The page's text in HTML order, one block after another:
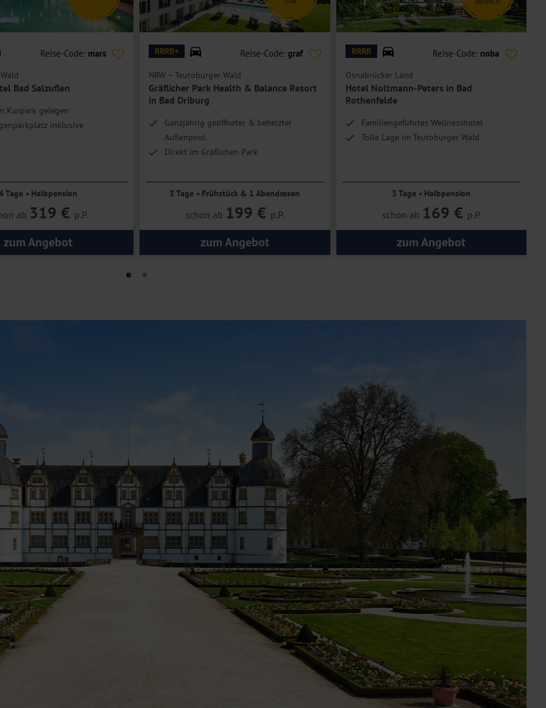
Reise-Code: mars
Bad Salzuflen
Kurpark gelegen
inklusive
Tage • Halbpension
ab 319 € p.P.
zum Angebot
© Peter Aldag
RRRR+ Reise-Code: graf
NRW – Teutoburger Wald
Gräflicher Park Health & Balance Resort
in Bad Driburg
Ganzjährig geöffneter & beheizter
Außenpool
Direkt im Gräflichen Park
3 Tage • Frühstück & 1 Abendessen
schon ab 199 € p.P.
zum Angebot
© Hotel Noltmann-Peters
RRRR Reise-Code: noba
Osnabrücker Land
Hotel Noltmann-Peters in Bad
Rothenfelde
Familiengeführtes Wellnesshotel
Tolle Lage im Teutoburger Wald
3 Tage • Halbpension
schon ab 169 € p.P.
zum Angebot